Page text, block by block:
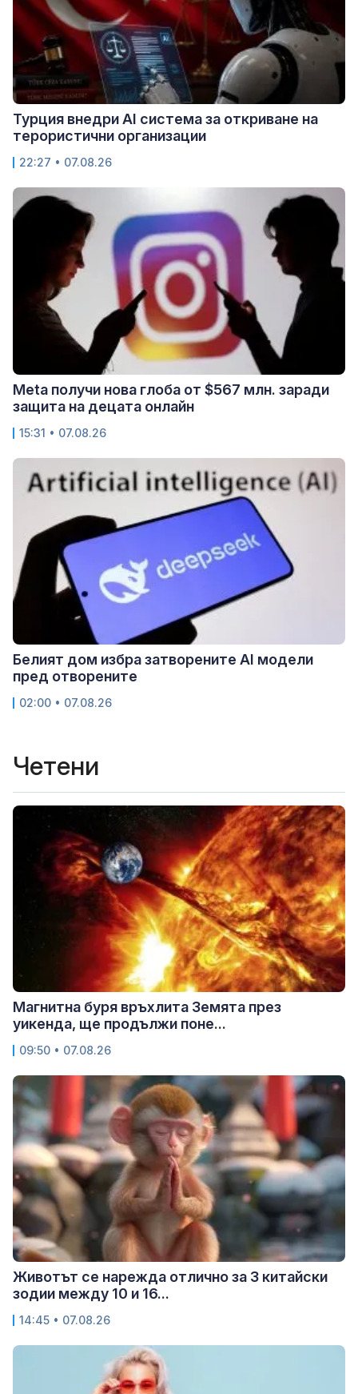
Турция внедри AI система за откриване на
терористични организации
22:27 • 07.08.26
Meta получи нова глоба от $567 млн. заради
защита на децата онлайн
15:31 • 07.08.26
Белият дом избра затворените AI модели
пред отворените
02:00 • 07.08.26
Четени
Магнитна буря връхлита Земята през
уикенда, ще продължи поне...
09:50 • 07.08.26
Животът се нарежда отлично за 3 китайски
зодии между 10 и 16...
14:45 • 07.08.26